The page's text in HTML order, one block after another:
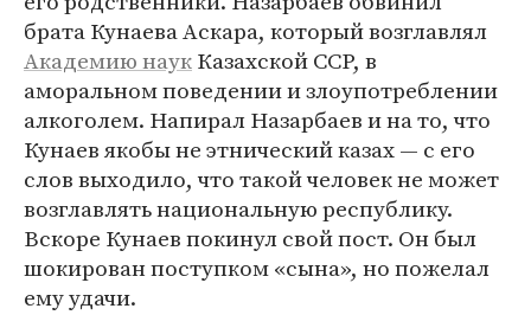
брата Кунаева Аскара, который возглавлял
Академию наукКазахской ССР, в
аморальном поведении и злоупотреблении
алкоголем. Напирал Назарбаев и на то, что
Кунаев якобы не этнический казах — с его
слов выходило, что такой человек не может
возглавлять национальную республику.
Вскоре Кунаев покинул свой пост. Он был
шокирован поступком «сына», но пожелал
ему удачи.